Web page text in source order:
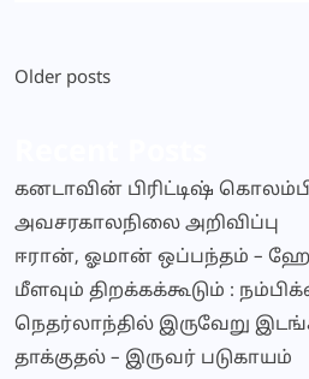
Posts
Older posts
கனடாவின் பிரிட்டிஷ்
அவசரகாலநிலை அறிவிப்பு
ஈரான், ஓமான் ஒப்பந்தம் –
மீளவும் திறக்கக்கூடும் :
நெதர்லாந்தில் இருவேறு
தாக்குதல் – இருவர் படுகாயம்